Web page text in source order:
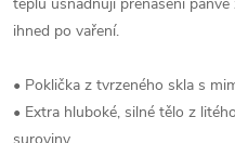
ihned po vaření.
• Poklička z tvrzeného skla s
• Extra hluboké, silné tělo z